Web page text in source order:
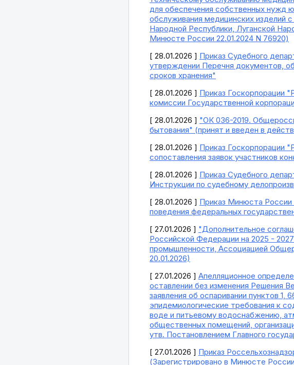
для обеспечения собственных нужд
обслуживания медицинских изделий
Народной Республики, Луганской
Минюсте России 22.01.2024 N 76920)
[ 28.01.2026 ] Приказ Судебного
утверждении Перечня документов,
сроков хранения"
[ 28.01.2026 ] Приказ Госкорпорации
комиссии Государственной
[ 28.01.2026 ] "ОК 036-2019.
бытования" (принят и введен в
[ 28.01.2026 ] Приказ Госкорпорации
сопоставления заявок участников
[ 28.01.2026 ] Приказ Судебного
Инструкции по судебному
[ 28.01.2026 ] Приказ Минюста России
поведения федеральных
[ 27.01.2026 ] "Дополнительное
Российской Федерации на 2025 -
промышленности, Ассоциацией
20.01.2026)
[ 27.01.2026 ] Апелляционное
оставлении без изменения Решения
заявления об оспаривании пунктов
эпидемиологические требования к
воде и питьевому водоснабжению,
общественных помещений,
утв. Постановлением Главного
[ 27.01.2026 ] Приказ
(Зарегистрировано в Минюсте